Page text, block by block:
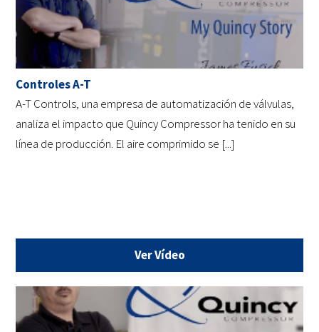
Controles A-T
A-T Controls, una empresa de automatización de válvulas,
analiza el impacto que Quincy Compressor ha tenido en su
línea de producción. El aire comprimido se [...]
Ver Vídeo